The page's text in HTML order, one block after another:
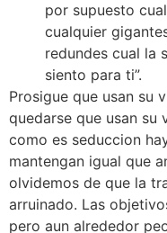
por supuesto
cualquier
redundes cual la
siento para ti”.
Prosigue que usan su
quedarse que usan su
como es seduccion
mantengan igual que
olvidemos de que la
arruinado. Las
pero aun alrededor